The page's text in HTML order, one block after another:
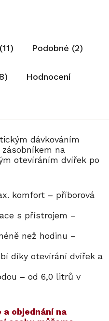
Podobné (2)
Hodnocení
dávkováním
na
otevíráním dvířek po
komfort – příborová
s přístrojem –
než hodinu –
díky otevírání dvířek a
– od 6,0 litrů v
objednání na